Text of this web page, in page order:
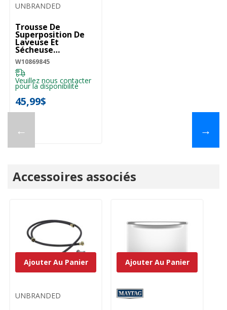
←
UNBRANDED
Trousse De
Superposition De
Laveuse Et
Sécheuse
W10869845
W10869845
Veuillez nous contacter
pour la disponibilité
45,99$
→
Accessoires associés
UNBRANDED
Ajouter Au Panier Ajouter Au Panier